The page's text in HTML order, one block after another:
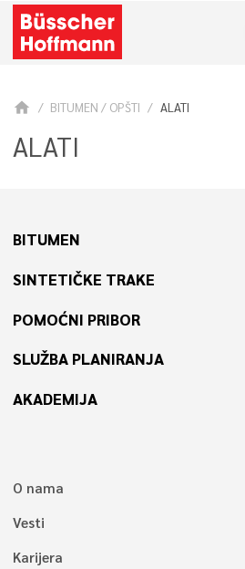
home BITUMEN / OPŠTI ALATI
ALATI
BITUMEN
SINTETIČKE TRAKE
POMOĆNI PRIBOR
SLUŽBA PLANIRANJA
AKADEMIJA
O nama
Vesti
Karijera